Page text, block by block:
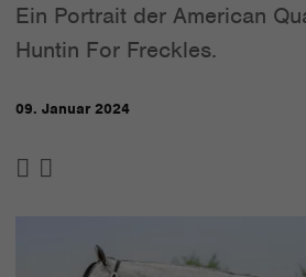
Ein Portrait der American
Huntin For Freckles.
09. Januar 2024